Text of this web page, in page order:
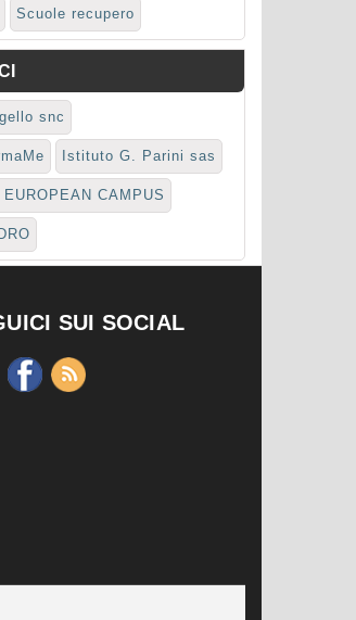
Scuole recupero
snc
Istituto G. Parini sas
CAMPUS
SUI SOCIAL